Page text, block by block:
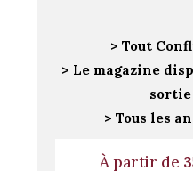
> Tout
> Le magazine
sortie
> Tous les
À partir de